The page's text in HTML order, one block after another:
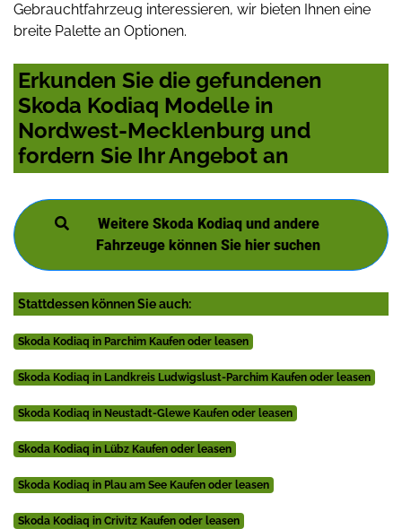
Gebrauchtfahrzeug interessieren, wir bieten Ihnen eine
breite Palette an Optionen.
Erkunden Sie die gefundenen
Skoda Kodiaq Modelle in
Nordwest-Mecklenburg und
fordern Sie Ihr Angebot an
Weitere Skoda Kodiaq und andere
Fahrzeuge können Sie hier suchen
Stattdessen können Sie auch:
Skoda Kodiaq in Parchim Kaufen oder leasen
Skoda Kodiaq in Landkreis Ludwigslust-Parchim Kaufen oder leasen
Skoda Kodiaq in Neustadt-Glewe Kaufen oder leasen
Skoda Kodiaq in Lübz Kaufen oder leasen
Skoda Kodiaq in Plau am See Kaufen oder leasen
Skoda Kodiaq in Crivitz Kaufen oder leasen